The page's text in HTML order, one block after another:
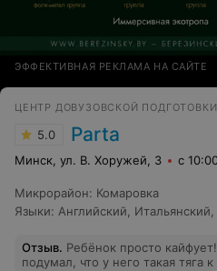
ЭФФЕКТИВНАЯ РЕКЛАМА НА САЙТЕ
ЦЕНТР ДОВУЗОВСКОЙ ПОДГОТОВКИ
5.0 Parta
Минск, ул. В. Хоружей, 3 с
Микрорайон: Комаровка
Языки: Английский, Итальянский,
Отзыв. Ребёнок просто
подумал, что у него такая тяга